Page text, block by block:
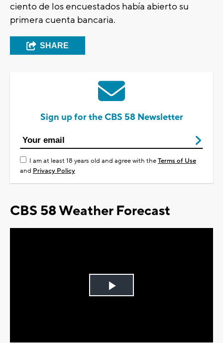
ciento de los encuestados había abierto su
primera cuenta bancaria.
SHARE
Sign up for the CBS 58 Newsletter
I am at least 18 years old and agree with theTerms of Use
and Privacy Policy
CBS 58 Weather Forecast
Play